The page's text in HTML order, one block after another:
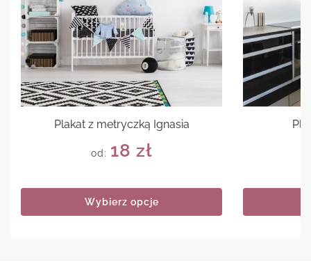
Plakat z metryczką Ignasia
od: 18 zł
Wybierz opcje